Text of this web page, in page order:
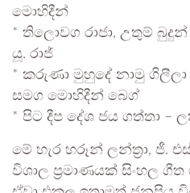
මොහිදීන්
* තිලොවග රාජා, උතුම් බුදුන්
යූ. රාජ්
* කරුණා මුහුදේ නාමු
සමග මොහිදීන් බෙග්
* පිට දීප දේශ ජය ගත්තා –
මේ හැර හරූන් ලන්ත්‍රා, ජී.
විශාල ප්‍රමාණයක් සිංහල